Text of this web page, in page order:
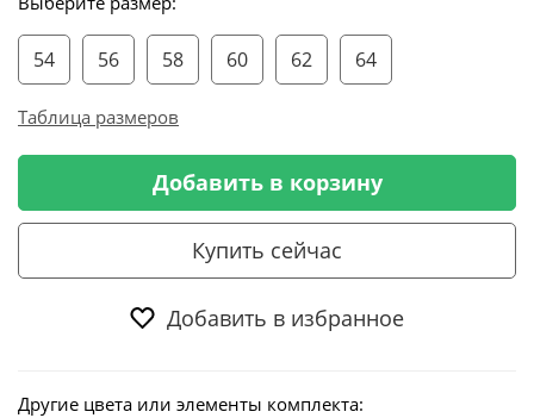
54 56 58 60 62 64
Таблица размеров
Добавить в корзину
Купить сейчас
Добавить в избранное
Другие цвета или элементы комплекта: